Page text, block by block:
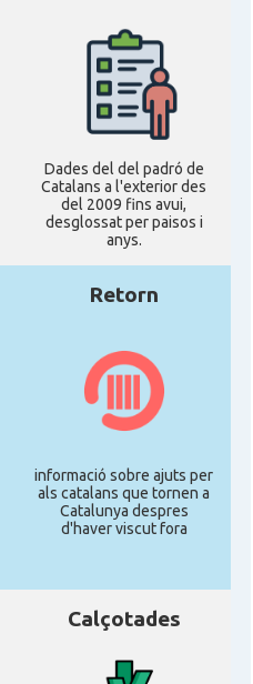
Dades del del padró de
Catalans a l'exterior des
del 2009 fins avui,
desglossat per paisos i
anys.
Retorn
informació sobre ajuts per
als catalans que tornen a
Catalunya despres
d'haver viscut fora
Calçotades